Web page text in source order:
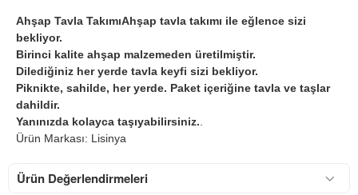
Ahşap Tavla TakımıAhşap tavla takımı ile eğlence sizi
bekliyor.
Birinci kalite ahşap malzemeden üretilmiştir.
Dilediğiniz her yerde tavla keyfi sizi bekliyor.
Piknikte, sahilde, her yerde. Paket içeriğine tavla ve taşlar
dahildir.
Yanınızda kolayca taşıyabilirsiniz.
Ürün Markası: Lisinya
Ürün Değerlendirmeleri